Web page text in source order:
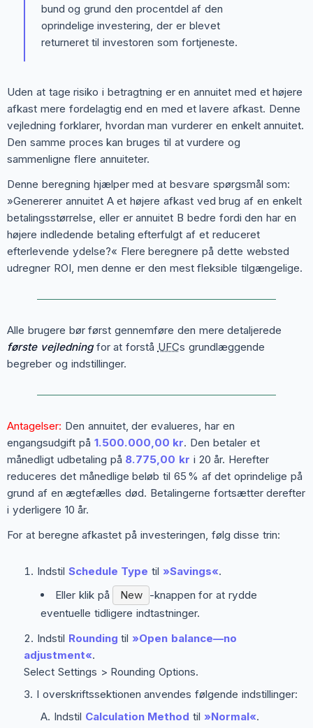
bund og grund den procentdel af den
oprindelige investering, der er blevet
returneret til investoren som fortjeneste.
Uden at tage risiko i betragtning er en annuitet med et højere
afkast mere fordelagtig end en med et lavere afkast. Denne
vejledning forklarer, hvordan man vurderer en enkelt annuitet.
Den samme proces kan bruges til at vurdere og
sammenligne flere annuiteter.
Denne beregning hjælper med at besvare spørgsmål som:
»Genererer annuitet A et højere afkast ved brug af en enkelt
betalingsstørrelse, eller er annuitet B bedre fordi den har en
højere indledende betaling efterfulgt af et reduceret
efterlevende ydelse?« Flere beregnere på dette websted
udregner ROI, men denne er den mest fleksible tilgængelige.
Alle brugere bør først gennemføre den mere detaljerede
første vejledningfor at forstå UFCs grundlæggende
begreber og indstillinger.
Antagelser: Den annuitet, der evalueres, har en
engangsudgift på 1.500.000,00 kr. Den betaler et
månedligt udbetaling på 8.775,00 kr i 20 år. Herefter
reduceres det månedlige beløb til 65 % af det oprindelige på
grund af en ægtefælles død. Betalingerne fortsætter derefter
i yderligere 10 år.
For at beregne afkastet på investeringen, følg disse trin:
Indstil Schedule Type til »Savings«.
Eller klik på
New
-knappen for at rydde
eventuelle tidligere indtastninger.
Indstil Rounding til »Open balance—no
adjustment«.
Select Settings > Rounding Options.
I overskriftssektionen anvendes følgende indstillinger:
Indstil Calculation Method til »Normal«.